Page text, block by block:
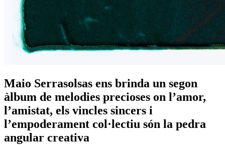
Maio Serrasolsas ens brinda un segon
àlbum de melodies precioses on l’amor,
l’amistat, els vincles sincers i
l’empoderament col·lectiu són la pedra
angular creativa